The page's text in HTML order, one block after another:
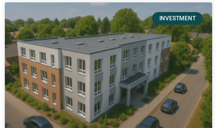
INVESTMENT